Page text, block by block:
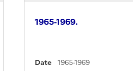
1965-1969.
Date
1965-1969